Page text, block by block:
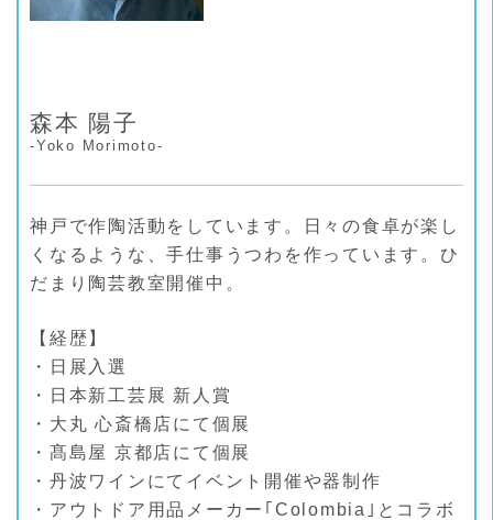
森本 陽子
-Yoko Morimoto-
神戸で作陶活動をしています。日々の食卓が楽し
くなるような、手仕事うつわを作っています。ひ
だまり陶芸教室開催中。
【経歴】
・日展入選
・日本新工芸展 新人賞
・大丸 心斎橋店にて個展
・髙島屋 京都店にて個展
・丹波ワインにてイベント開催や器制作
・アウトドア用品メーカー｢Colombia｣とコラボ